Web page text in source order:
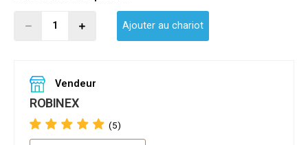
Ajouter au chariot
Vendeur
ROBINEX
(5)